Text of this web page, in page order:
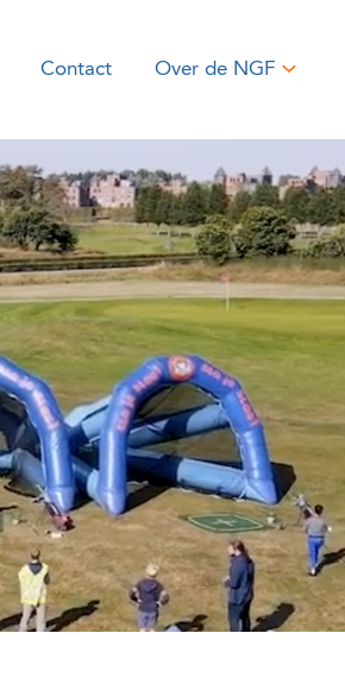
Contact Over de NGF